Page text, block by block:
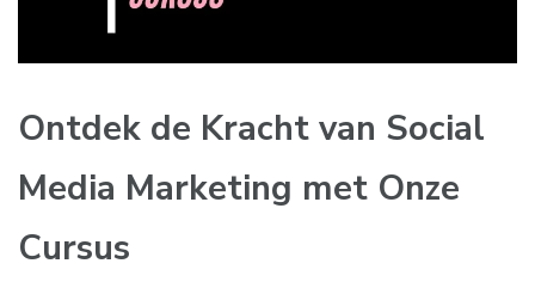
Ontdek de Kracht van Social
Media Marketing met Onze
Cursus